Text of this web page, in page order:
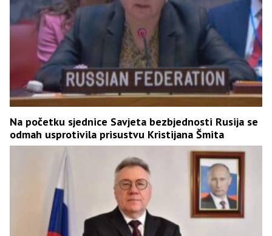
Na početku sjednice Savjeta bezbjednosti Rusija se
odmah usprotivila prisustvu Kristijana Šmita